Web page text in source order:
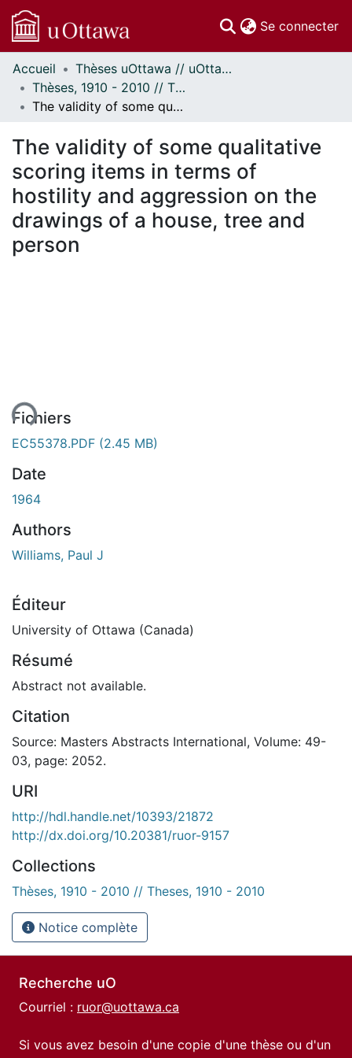
Se connecter
Communautés
et collections
Parcourir
À propos
Accueil
Thèses uOttawa // uOttawa Theses
Thèses, 1910 - 2010 // Theses, 1910 - 2010
The validity of some qualitative scoring items in terms of hostility and aggression on the drawings of a house, tree and person
The validity of some qualitative
scoring items in terms of
hostility and aggression on the
drawings of a house, tree and
person
Fichiers
EC55378.PDF (2.45 MB)
Date
1964
Authors
Williams, Paul J
Éditeur
University of Ottawa (Canada)
Résumé
Abstract not available.
Citation
Source: Masters Abstracts International, Volume: 49-
03, page: 2052.
URI
http://hdl.handle.net/10393/21872
http://dx.doi.org/10.20381/ruor-9157
Collections
Thèses, 1910 - 2010 // Theses, 1910 - 2010
Notice complète
Recherche uO
Courriel : ruor@uottawa.ca
Si vous avez besoin d'une copie d'une thèse ou d'un